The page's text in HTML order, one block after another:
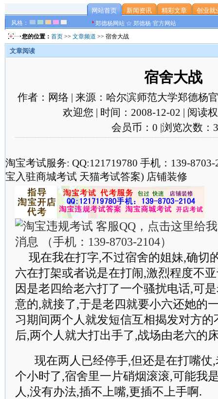
风格：
网站首页 新闻资讯 精彩文章 创业就
郑德杨网站 ☆ 郑德杨·官方网站
您的位置： 首页 >> 文章频道 >> 宿舍大战
文章阅读
宿舍大战
作者：网络 | 来源：哈尔滨师范大学郑德杨
欢迎您 | 时间：2008-12-02 | 阅读
会员币：0 |浏览次数：
淘宝考试服务: QQ:121719780 手机：139-
宝入驻商城考试 天猫考试答案) 店铺装修
现在我在打字,不过宿舍的姐妹,确切
六在打架或者说是在打闹,激烈程度不
因是老四给老六打了一个骚扰电话,可
意的,就接了,于是老四就要小六还她的
习期间两个人就发短信互相揭发对方
后,两个人就大打出手了,战场由老六的
现在两人已经停手,但还是在打嘴仗
个小时了,宿舍里一片硝烟滚滚,可能我
人,没有办法,插不上嘴,更插不上手啊.